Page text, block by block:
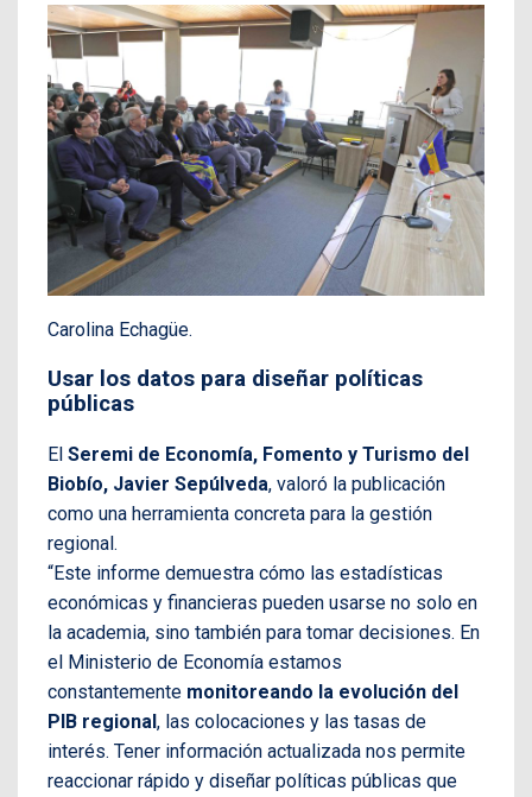
Carolina Echagüe.
Usar los datos para diseñar políticas
públicas
El Seremi de Economía, Fomento y Turismo del
Biobío, Javier Sepúlveda, valoró la publicación
como una herramienta concreta para la gestión
regional.
“Este informe demuestra cómo las estadísticas
económicas y financieras pueden usarse no solo en
la academia, sino también para tomar decisiones. En
el Ministerio de Economía estamos
constantemente monitoreando la evolución del
PIB regional, las colocaciones y las tasas de
interés. Tener información actualizada nos permite
reaccionar rápido y diseñar políticas públicas que